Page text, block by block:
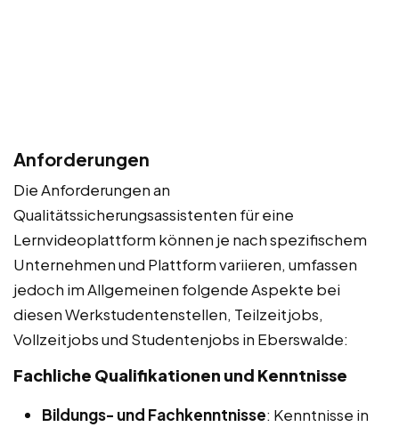
Anforderungen
Die Anforderungen an
Qualitätssicherungsassistenten für eine
Lernvideoplattform können je nach spezifischem
Unternehmen und Plattform variieren, umfassen
jedoch im Allgemeinen folgende Aspekte bei
diesen Werkstudentenstellen, Teilzeitjobs,
Vollzeitjobs und Studentenjobs in Eberswalde:
Fachliche Qualifikationen und Kenntnisse
Bildungs- und Fachkenntnisse: Kenntnisse in